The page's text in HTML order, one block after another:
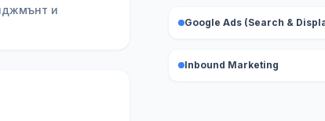
и
Google Ads (Search &
Inbound Marketing